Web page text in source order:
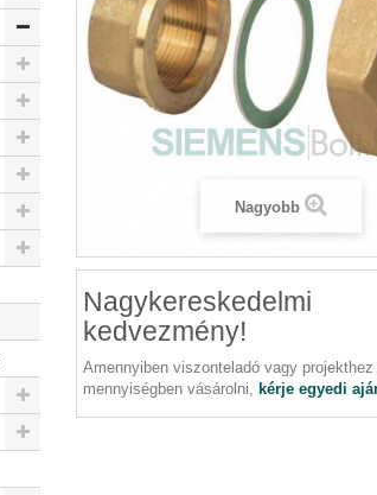
Nagyobb
Nagykereskedelmi
kedvezmény!
Amennyiben viszonteladó vagy
mennyiségben vásárolni, kérje egyedi